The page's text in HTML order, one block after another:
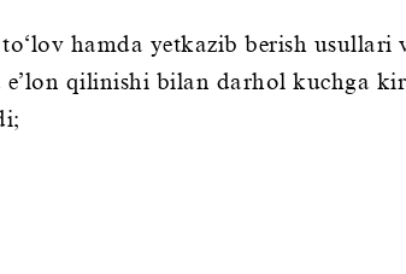
hamda yetkazib berish
e’lon qilinishi bilan darhol kuchga